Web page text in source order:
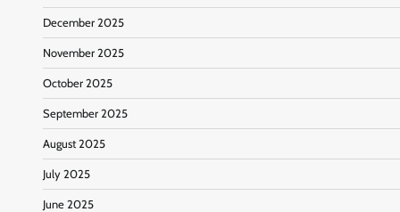
December 2025
November 2025
October 2025
September 2025
August 2025
July 2025
June 2025